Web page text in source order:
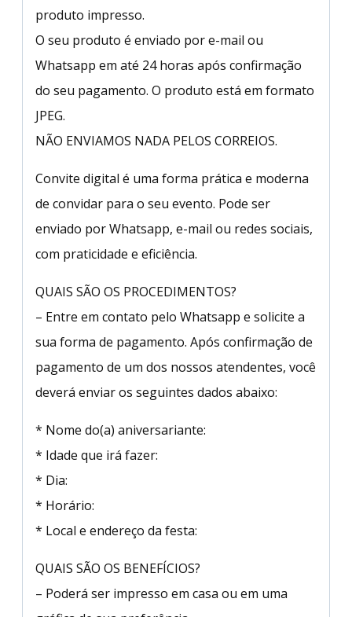
produto impresso.
O seu produto é enviado por e-mail ou
Whatsapp em até 24 horas após confirmação
do seu pagamento. O produto está em formato
JPEG.
NÃO ENVIAMOS NADA PELOS CORREIOS.
Convite digital é uma forma prática e moderna
de convidar para o seu evento. Pode ser
enviado por Whatsapp, e-mail ou redes sociais,
com praticidade e eficiência.
QUAIS SÃO OS PROCEDIMENTOS?
– Entre em contato pelo Whatsapp e solicite a
sua forma de pagamento. Após confirmação de
pagamento de um dos nossos atendentes, você
deverá enviar os seguintes dados abaixo:
* Nome do(a) aniversariante:
* Idade que irá fazer:
* Dia:
* Horário:
* Local e endereço da festa:
QUAIS SÃO OS BENEFÍCIOS?
– Poderá ser impresso em casa ou em uma